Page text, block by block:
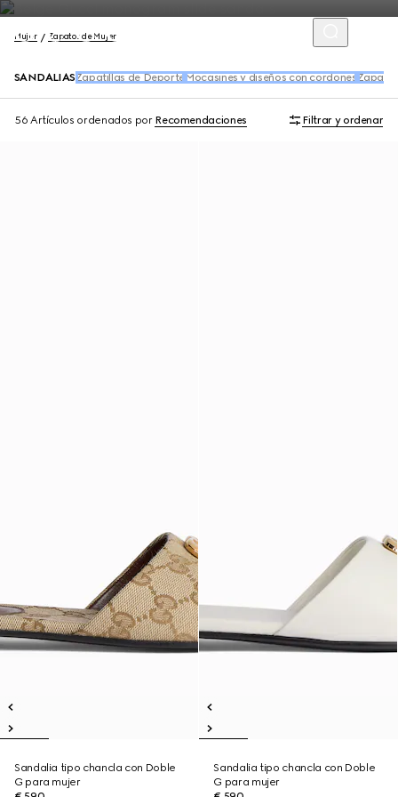
Mujer Zapatos de Mujer
SANDALIAS Zapatillas de Deporte Mocasines y diseños con cordones
56 Artículos ordenados por Recomendaciones Filtrar y ordenar
Sandalia tipo chancla con Doble
G para mujer
Sandalia tipo chancla con Doble
G para mujer